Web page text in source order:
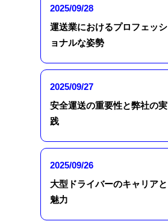
2025/09/28
運送業におけるプロフェッシ
ョナルな姿勢
2025/09/27
安全運送の重要性と弊社の実
践
2025/09/26
大型ドライバーのキャリアと
魅力